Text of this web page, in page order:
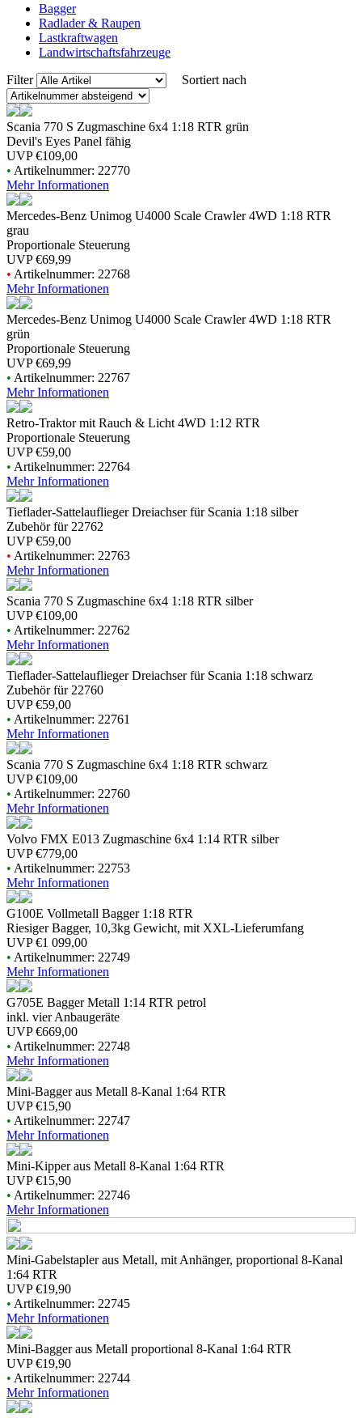
Bagger
Radlader & Raupen
Lastkraftwagen
Landwirtschaftsfahrzeuge
Filter
Sortiert nach
Scania 770 S Zugmaschine 6x4 1:18 RTR grün
Devil's Eyes Panel fähig
UVP€109,00
• Artikelnummer: 22770
Mehr Informationen
Mercedes-Benz Unimog U4000 Scale Crawler 4WD 1:18 RTR
grau
Proportionale Steuerung
UVP€69,99
• Artikelnummer: 22768
Mehr Informationen
Mercedes-Benz Unimog U4000 Scale Crawler 4WD 1:18 RTR
grün
Proportionale Steuerung
UVP€69,99
• Artikelnummer: 22767
Mehr Informationen
Retro-Traktor mit Rauch & Licht 4WD 1:12 RTR
Proportionale Steuerung
UVP€59,00
• Artikelnummer: 22764
Mehr Informationen
Tieflader-Sattelauflieger Dreiachser für Scania 1:18 silber
Zubehör für 22762
UVP€59,00
• Artikelnummer: 22763
Mehr Informationen
Scania 770 S Zugmaschine 6x4 1:18 RTR silber
UVP€109,00
• Artikelnummer: 22762
Mehr Informationen
Tieflader-Sattelauflieger Dreiachser für Scania 1:18 schwarz
Zubehör für 22760
UVP€59,00
• Artikelnummer: 22761
Mehr Informationen
Scania 770 S Zugmaschine 6x4 1:18 RTR schwarz
UVP€109,00
• Artikelnummer: 22760
Mehr Informationen
Volvo FMX E013 Zugmaschine 6x4 1:14 RTR silber
UVP€779,00
• Artikelnummer: 22753
Mehr Informationen
G100E Vollmetall Bagger 1:18 RTR
Riesiger Bagger, 10,3kg Gewicht, mit XXL-Lieferumfang
UVP€1 099,00
• Artikelnummer: 22749
Mehr Informationen
G705E Bagger Metall 1:14 RTR petrol
inkl. vier Anbaugeräte
UVP€669,00
• Artikelnummer: 22748
Mehr Informationen
Mini-Bagger aus Metall 8-Kanal 1:64 RTR
UVP€15,90
• Artikelnummer: 22747
Mehr Informationen
Mini-Kipper aus Metall 8-Kanal 1:64 RTR
UVP€15,90
• Artikelnummer: 22746
Mehr Informationen
Mini-Gabelstapler aus Metall, mit Anhänger, proportional 8-Kanal
1:64 RTR
UVP€19,90
• Artikelnummer: 22745
Mehr Informationen
Mini-Bagger aus Metall proportional 8-Kanal 1:64 RTR
UVP€19,90
• Artikelnummer: 22744
Mehr Informationen